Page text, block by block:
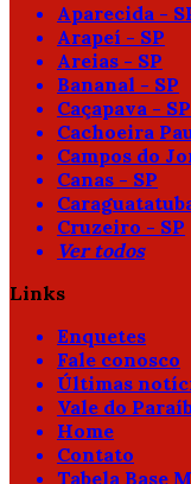
Aparecida -
Arapeí - SP
Areias - SP
Bananal - SP
Caçapava - SP
Cachoeira
Campos do
Canas - SP
Cruzeiro - SP
Ver todos
Links
Enquetes
Fale conosco
Últimas
Vale do
Home
Contato
Tabela Base